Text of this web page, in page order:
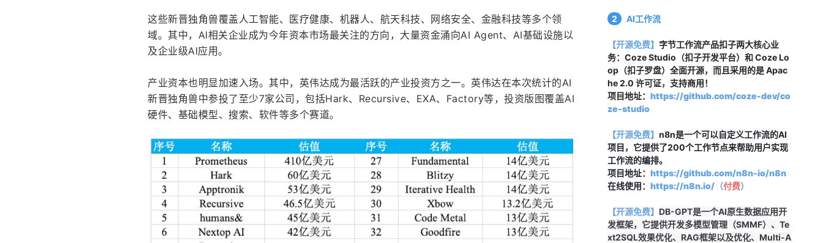
这些新晋独角兽覆盖人工智能、医疗健康、机器人、航天科技、网络安全、金融科技等多个领
域。其中，AI相关企业成为今年资本市场最关注的方向，大量资金涌向AI Agent、AI基础设施以
及企业级AI应用。
产业资本也明显加速入场。其中，英伟达成为最活跃的产业投资方之一。英伟达在本次统计的AI
新晋独角兽中参投了至少7家公司，包括Hark、Recursive、EXA、Factory等，投资版图覆盖AI
硬件、基础模型、搜索、软件等多个赛道。
2 AI工作流
【开源免费】 字节工作流产品扣子两大核心业
务：Coze Studio（扣子开发平台）和 Coze Lo
op（扣子罗盘）全面开源，而且采用的是 Apac
he 2.0 许可证，支持商用！
项目地址： https://github.com/coze-dev/co
ze-studio
【开源免费】 n8n是一个可以自定义工作流的AI
项目，它提供了200个工作节点来帮助用户实现
工作流的编排。
项目地址： https://github.com/n8n-io/n8n
在线使用： https://n8n.io/（付费）
【开源免费】 DB-GPT是一个AI原生数据应用开
发框架，它提供开发多模型管理（SMMF）、Te
xt2SQL效果优化、RAG框架以及优化、Multi-A